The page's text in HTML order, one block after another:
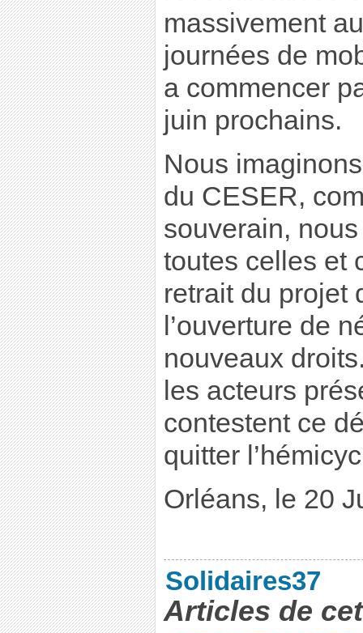
massivement
journées de
a commencer
juin prochains.
Nous
du CESER,
souverain,
toutes celles et
retrait du projet
l’ouverture de
nouveaux
les acteurs
contestent ce
quitter
Orléans, le 20
Solidaires37
Articles de